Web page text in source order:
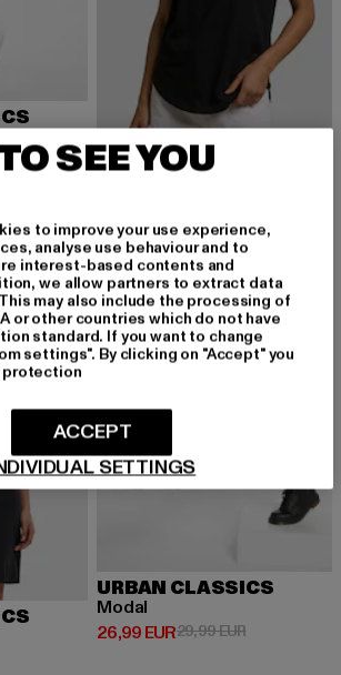
Hot
EUR 19,99 EUR
URBAN CLASSICS
Basic Shaped
EUR 29,99 EUR
-10%
URBAN CLASSICS
Modal
26,99 EUR
Derzeitiger Preis: 26,99 EUR
29,99 EURAktionspreis:
SEE YOU
to improve your use experience,
analyse use behaviour and to
interest-based contents and
we allow partners to extract data
may also include the processing of
or other countries which do not have
standard. If you want to change
settings". By clicking on "Accept" you
protection
SETTINGS
ACCEPT